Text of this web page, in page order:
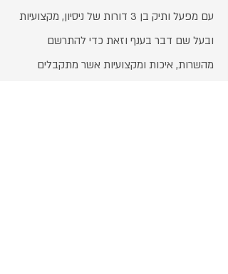
עם מפעל ותיק בן 3 דורות של ניסיון, מקצועיות
ובעל שם דבר בענף וזאת כדי להתרשם
מהשרות, איכות ומקצועיות אשר מתקבלים